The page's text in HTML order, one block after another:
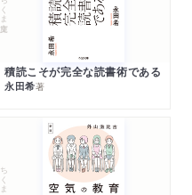
積読こそが完全な読書術である
永田希著
ちくま文庫